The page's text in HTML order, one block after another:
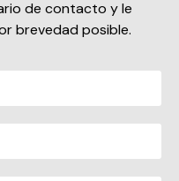
de contacto y le
brevedad posible.